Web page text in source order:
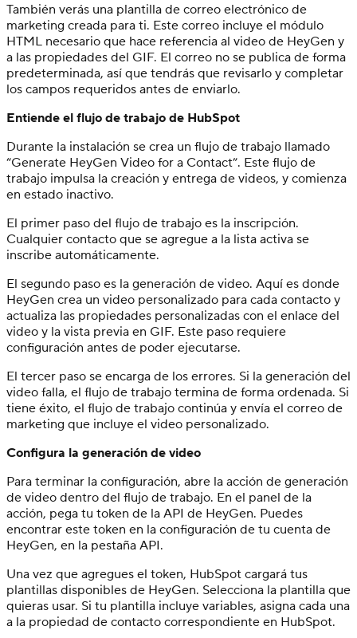
También verás una plantilla de correo electrónico de
marketing creada para ti. Este correo incluye el módulo
HTML necesario que hace referencia al video de HeyGen y
a las propiedades del GIF. El correo no se publica de forma
predeterminada, así que tendrás que revisarlo y completar
los campos requeridos antes de enviarlo.
Entiende el flujo de trabajo de HubSpot
Durante la instalación se crea un flujo de trabajo llamado
“Generate HeyGen Video for a Contact”. Este flujo de
trabajo impulsa la creación y entrega de videos, y comienza
en estado inactivo.
El primer paso del flujo de trabajo es la inscripción.
Cualquier contacto que se agregue a la lista activa se
inscribe automáticamente.
El segundo paso es la generación de video. Aquí es donde
HeyGen crea un video personalizado para cada contacto y
actualiza las propiedades personalizadas con el enlace del
video y la vista previa en GIF. Este paso requiere
configuración antes de poder ejecutarse.
El tercer paso se encarga de los errores. Si la generación del
video falla, el flujo de trabajo termina de forma ordenada. Si
tiene éxito, el flujo de trabajo continúa y envía el correo de
marketing que incluye el video personalizado.
Configura la generación de video
Para terminar la configuración, abre la acción de generación
de video dentro del flujo de trabajo. En el panel de la
acción, pega tu token de la API de HeyGen. Puedes
encontrar este token en la configuración de tu cuenta de
HeyGen, en la pestaña API.
Una vez que agregues el token, HubSpot cargará tus
plantillas disponibles de HeyGen. Selecciona la plantilla que
quieras usar. Si tu plantilla incluye variables, asigna cada una
a la propiedad de contacto correspondiente en HubSpot.